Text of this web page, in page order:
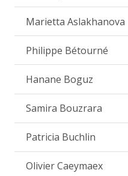
Marietta Aslakhanova
Philippe Bétourné
Hanane Boguz
Samira Bouzrara
Patricia Buchlin
Olivier Caeymaex